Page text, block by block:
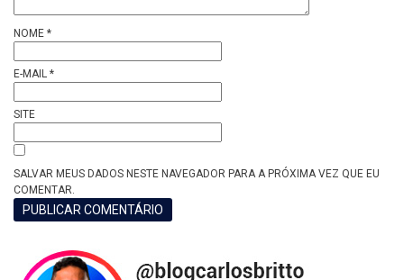
NOME *
E-MAIL *
SITE
SALVAR MEUS DADOS NESTE NAVEGADOR PARA A PRÓXIMA VEZ QUE EU
COMENTAR.